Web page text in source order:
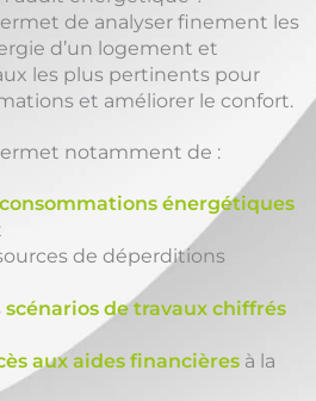
de analyser finement les
d’un logement et
les plus pertinents pour
et améliorer le confort.
notamment de :
énergétiques
de déperditions
scénarios de travaux chiffrés
aux aides financières à la